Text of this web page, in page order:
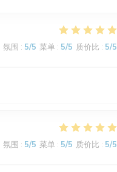
氛围 : 5/5 菜单 : 5/5 质价比 : 5/5
氛围 : 5/5 菜单 : 5/5 质价比 : 5/5